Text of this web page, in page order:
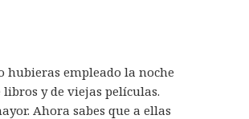
hubieras empleado la noche
y de viejas películas.
Ahora sabes que a ellas